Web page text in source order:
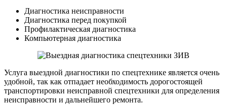
Диагностика неисправности
Диагностика перед покупкой
Профилактическая диагностика
Компьютерная диагностика
Услуга выездной диагностики по спецтехнике является очень
удобной, так как отпадает необходимость дорогостоящей
транспортировки неисправной спецтехники для определения
неисправности и дальнейшего ремонта.